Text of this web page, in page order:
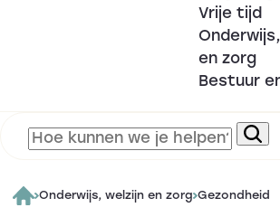
Vrije tijd
en zorg
Bestuur
Onderwijs, welzijn en zorg Gezondheid